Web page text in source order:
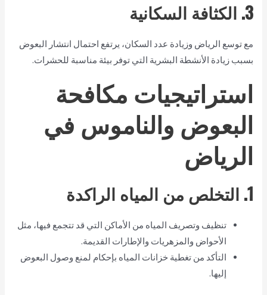
3. الكثافة السكانية
مع توسع الرياض وزيادة عدد السكان، يرتفع احتمال انتشار البعوض
بسبب زيادة الأنشطة البشرية التي توفر بيئة مناسبة للحشرات.
استراتيجيات مكافحة
البعوض والناموس في
الرياض
1. التخلص من المياه الراكدة
تنظيف وتصريف المياه من الأماكن التي قد تتجمع فيها، مثل
الأحواض والمزهريات والإطارات القديمة.
التأكد من تغطية خزانات المياه بإحكام لمنع وصول البعوض
إليها.